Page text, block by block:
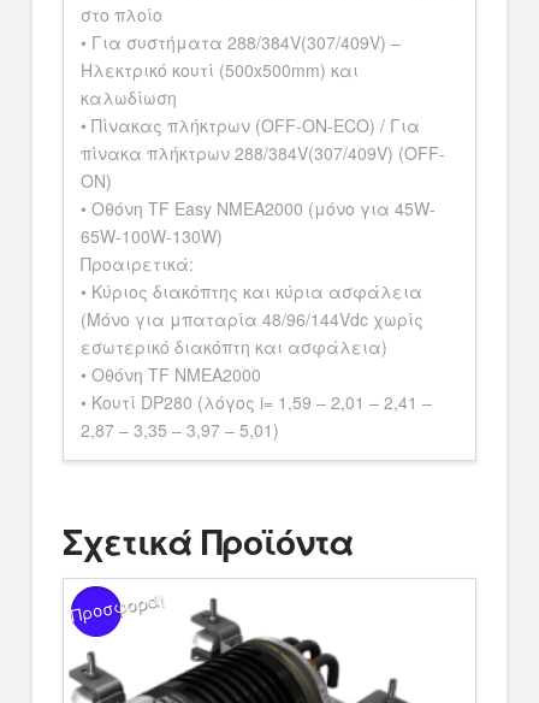
στο πλοίο
• Για συστήματα 288/384V(307/409V) –
Ηλεκτρικό κουτί (500x500mm) και
καλωδίωση
• Πίνακας πλήκτρων (OFF-ON-ECO) / Για
πίνακα πλήκτρων 288/384V(307/409V) (OFF-
ON)
• Οθόνη TF Easy NMEA2000 (μόνο για 45W-
65W-100W-130W)
Προαιρετικά:
• Κύριος διακόπτης και κύρια ασφάλεια
(Μόνο για μπαταρία 48/96/144Vdc χωρίς
εσωτερικό διακόπτη και ασφάλεια)
• Οθόνη TF NMEA2000
• Κουτί DP280 (λόγος i= 1,59 – 2,01 – 2,41 –
2,87 – 3,35 – 3,97 – 5,01)
Σχετικά Προϊόντα
Προσφορά!